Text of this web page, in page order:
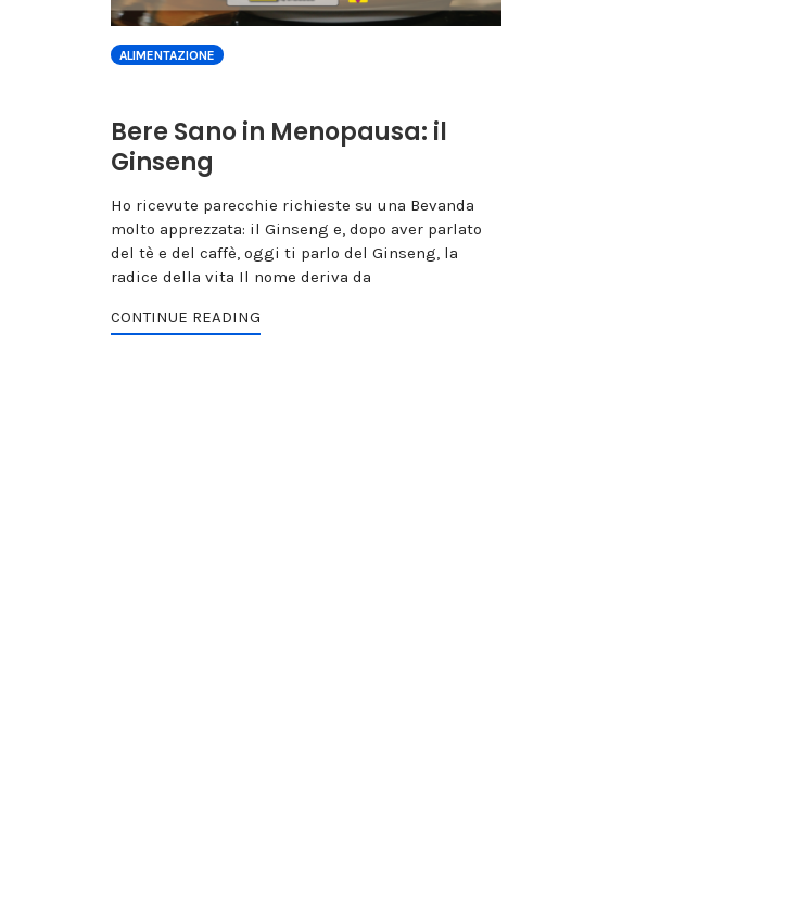
ALIMENTAZIONE
Bere Sano in Menopausa: il
Ginseng
Ho ricevute parecchie richieste su una Bevanda
molto apprezzata: il Ginseng e, dopo aver parlato
del tè e del caffè, oggi ti parlo del Ginseng, la
radice della vita Il nome deriva da
CONTINUE READING